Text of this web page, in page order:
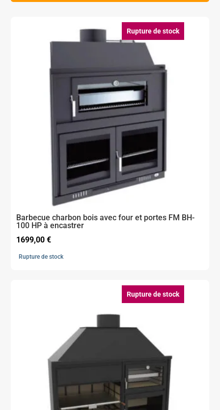
Rupture de stock
Barbecue charbon bois avec four et portes FM BH-
100 HP à encastrer
1699,00€
Rupture de stock
Rupture de stock